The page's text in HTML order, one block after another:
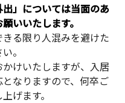
出」については当面のあ
いいたします。
る限り人混みを避けた
。
けいたしますが、入居
なりますので、何卒ご
げます。